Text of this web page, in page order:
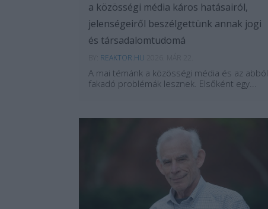
a közösségi média káros hatásairól,
jelenségeiről beszélgettünk annak jogi
és társadalomtudomá
REAKTOR.HU
A mai témánk a közösségi média és az abból
fakadó problémák lesznek. Elsőként egy...